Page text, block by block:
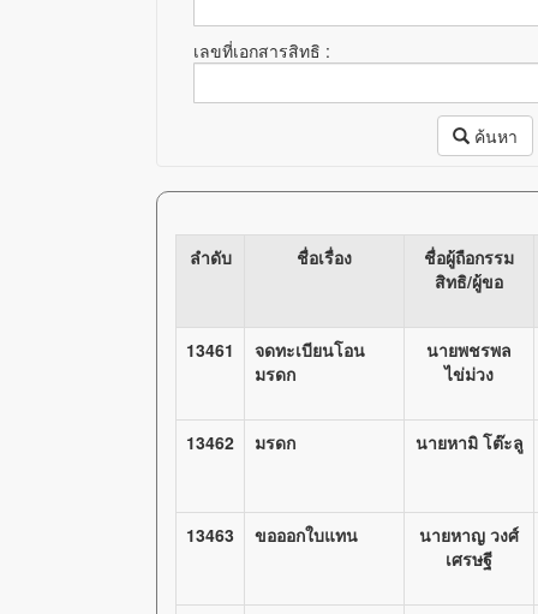
เลขที่เอกสารสิทธิ :
ค้นหา
ลำดับ ชื่อเรื่อง
ชื่อผู้ถือกรรม
สิทธิ/ผู้ขอ
13461
จดทะเบียนโอน
มรดก
นายพชรพล
ไข่ม่วง
13462 มรดก นายหามิ โต๊ะลู
13463 ขอออกใบแทน
นายหาญ วงศ์
เศรษฐี